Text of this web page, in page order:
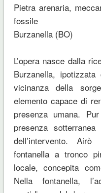
Pietra arenaria,
fossile
Burzanella (BO)
L’opera nasce dalla
Burzanella,
vicinanza della
elemento capace di
presenza umana.
presenza
dell’intervento.
fontanella a tronco
locale, concepita
Nella fontanella,